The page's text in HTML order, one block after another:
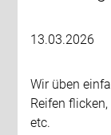
13.03.2026
Wir üben
Reifen
etc.